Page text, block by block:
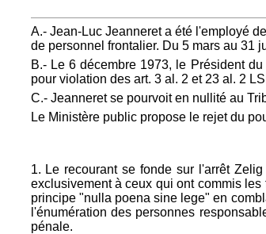
A.- Jean-Luc Jeanneret a été l'employé
de personnel frontalier. Du 5 mars au 31
B.- Le 6 décembre 1973, le Président
pour violation des art. 3 al. 2 et 23 al. 2
C.- Jeanneret se pourvoit en nullité au
Le Ministère public propose le rejet du
1. Le recourant se fonde sur l'arrêt
exclusivement à ceux qui ont commis
principe "nulla poena sine lege" en
l'énumération des personnes
pénale.